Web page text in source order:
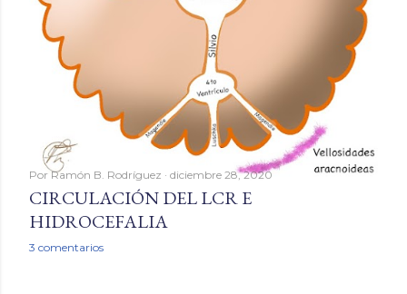
PorRamón B. Rodríguez diciembre 28, 2020
CIRCULACIÓN DEL LCR E
HIDROCEFALIA
3 comentarios